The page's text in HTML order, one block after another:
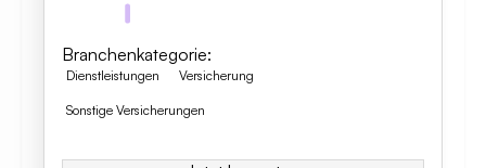
Branchenkategorie:
Dienstleistungen Versicherung
Sonstige Versicherungen